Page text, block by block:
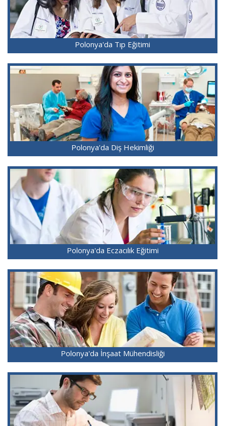
Polonya'da Tıp Eğitimi
Polonya'da Diş Hekimliği
Polonya'da Eczacılık Eğitimi
Polonya'da İnşaat Mühendisliği